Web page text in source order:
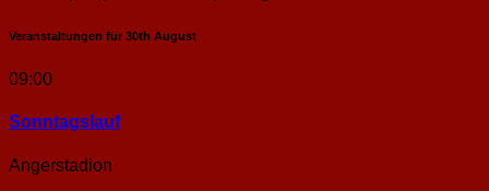
Veranstaltungen für 30th August
09:00
Sonntags­lauf
Angerstadion